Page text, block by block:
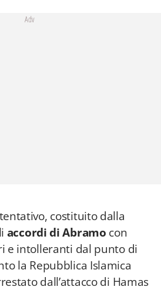
Adv
costituito dalla
accordi di Abramo con
e intolleranti dal punto di
la Repubblica Islamica
dall’attacco di Hamas